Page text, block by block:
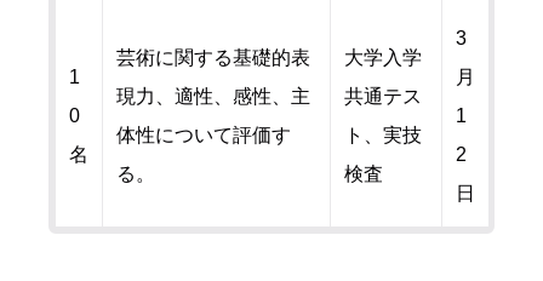
1
0
名
芸術に関する基礎的表
現力、適性、感性、主
体性について評価す
る。
大学入学
共通テス
ト、実技
検査
3
月
1
2
日